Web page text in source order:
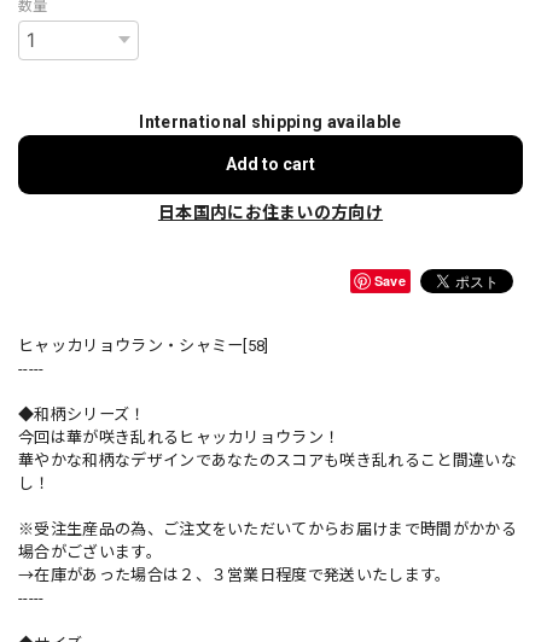
数量
International shipping available
Add to cart
日本国内にお住まいの方向け
Save
ヒャッカリョウラン・シャミー[58]
-----
◆和柄シリーズ！
今回は華が咲き乱れるヒャッカリョウラン！
華やかな和柄なデザインであなたのスコアも咲き乱れること間違いな
し！
※受注生産品の為、ご注文をいただいてからお届けまで時間がかかる
場合がございます。
→在庫があった場合は２、３営業日程度で発送いたします。
-----